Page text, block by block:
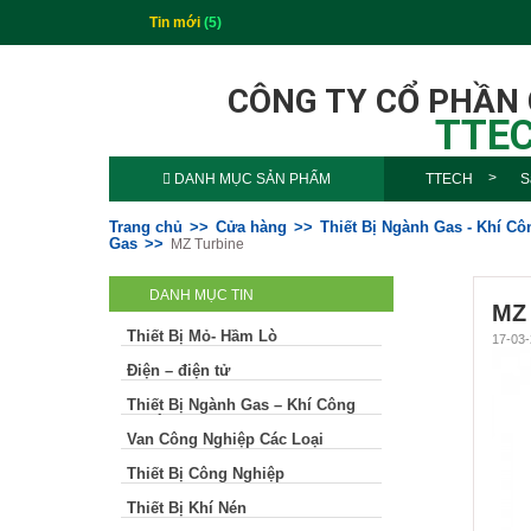
Tin mới (5)
CÔNG TY CỔ
DANH MỤC SẢN PHẨM TTECH
Trang chủ Cửa hàng Thiết Bị Ngành Gas - Khí
Gas
MZ Turbine
DANH MỤC TIN
Thiết Bị Mỏ- Hầm Lò
Điện – điện tử
Thiết Bị Ngành Gas – Khí Công
Van Công Nghiệp Các Loại
Thiết Bị Công Nghiệp
Thiết Bị Khí Nén
17-